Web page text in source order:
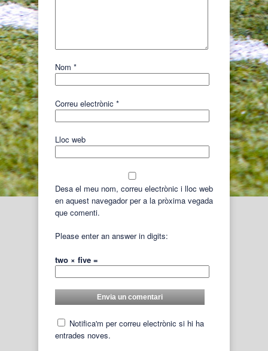
Nom *
Correu electrònic *
Lloc web
Desa el meu nom, correu electrònic i lloc web
en aquest navegador per a la pròxima vegada
que comenti.
Please enter an answer in digits:
two × five =
Notifica'm per correu electrònic si hi ha
entrades noves.